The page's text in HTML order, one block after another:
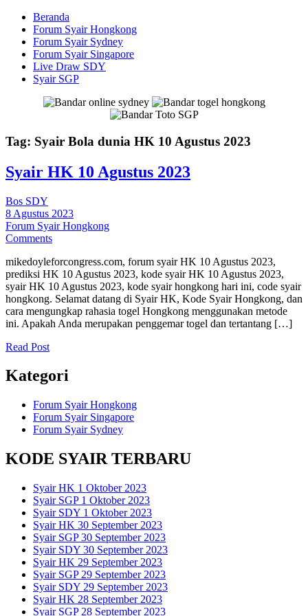
Beranda
Forum Syair Hongkong
Forum Syair Sydney
Forum Syair Singapore
Live Draw SDY
Syair SGP
Tag: Syair Bola dunia HK 10 Agustus 2023
Syair HK 10 Agustus 2023
Bos SDY
8 Agustus 2023
Forum Syair Hongkong
Comments
mikedoyleforcongress.com, forum syair HK 10 Agustus 2023,
prediksi HK 10 Agustus 2023, kode syair HK 10 Agustus 2023,
syair HK 10 Agustus 2023, kode syair hongkong hari ini, code syair
hongkong. Selamat datang di Syair HK, Kode Syair Hongkong, dan
cara mengungkap rahasia togel Hongkong menggunakan metode
ini. Apakah Anda merupakan penggemar togel dan tertantang […]
Read Post
Kategori
Forum Syair Hongkong
Forum Syair Singapore
Forum Syair Sydney
KODE SYAIR TERBARU
Syair HK 1 Oktober 2023
Syair SGP 1 Oktober 2023
Syair SDY 1 Oktober 2023
Syair HK 30 September 2023
Syair SGP 30 September 2023
Syair SDY 30 September 2023
Syair HK 29 September 2023
Syair SGP 29 September 2023
Syair SDY 29 September 2023
Syair HK 28 September 2023
Syair SGP 28 September 2023